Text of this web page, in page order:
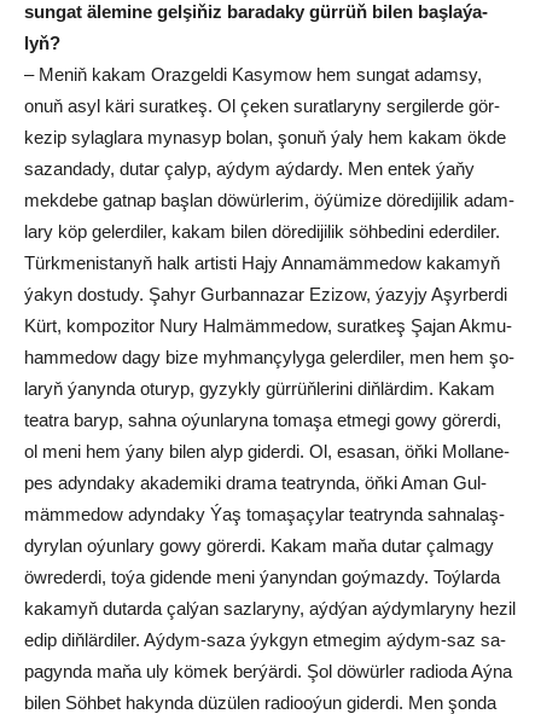
sun­gat äle­mi­ne gel­şi­ňiz ba­ra­da­ky gür­rüň bi­len baş­la­ýa­
lyň?
– Me­niň ka­kam Oraz­gel­di Ka­sy­mow hem sun­gat adam­sy,
onuň as­yl kä­ri su­rat­keş. Ol çe­ken su­rat­la­ry­ny ser­gi­ler­de gör­
ke­zip sy­lag­la­ra my­na­syp bo­lan, şo­nuň ýa­ly hem ka­kam ök­de
sa­zan­da­dy, du­tar­ ça­lyp, aý­dym aý­dar­dy. Men en­tek ýa­ňy
mek­de­be gat­nap baş­lan dö­wür­le­rim, öýü­mi­ze dö­re­di­ji­lik adam­
la­ry köp ge­ler­di­ler, ka­kam bi­len dö­re­di­ji­lik söh­be­di­ni eder­di­ler.
Türk­me­nis­ta­nyň halk ar­tis­ti Ha­jy An­na­mäm­me­dow ka­ka­myň
ýa­kyn dos­tu­dy. Şa­hyr Gur­ban­na­zar Ezi­zow, ýa­zy­jy Aşyr­ber­di
Kürt, kom­po­zi­tor Nu­ry Hal­mäm­me­dow, su­rat­keş Şa­jan Ak­mu­
ham­me­dow da­gy bi­ze myh­man­çy­ly­ga ge­ler­di­ler, men hem şo­
la­ryň ýa­nyn­da otu­ryp, gy­zyk­ly gür­rüň­le­ri­ni diň­lär­dim. Ka­kam
te­at­ra ba­ryp, sah­na oýun­la­ry­na to­ma­şa et­me­gi go­wy gö­rer­di,
ol me­ni hem ýa­ny bi­len alyp gi­der­di. Ol, esa­san, öň­ki Mol­la­ne­
pes adyn­da­ky aka­de­mi­ki dra­ma te­at­ryn­da, öň­ki Aman Gul­
mäm­me­dow adyn­da­ky Ýaş to­ma­şa­çy­lar te­at­ryn­da sah­na­laş­
dy­ry­lan oýun­la­ry go­wy gö­rer­di. Ka­kam ma­ňa du­tar çal­ma­gy
öw­re­der­di, to­ýa gi­den­de me­ni ýa­nyn­dan goý­maz­dy. Toý­lar­da
ka­ka­myň du­tar­da çal­ýan saz­la­ry­ny, aýd­ýan aý­dym­la­ry­ny he­zil
edip diň­lär­di­ler. Aý­dym-sa­za ýyk­gyn et­me­gim aý­dym-saz sa­
pa­gyn­da ma­ňa uly kö­mek ber­ýär­di. Şol dö­wür­ler ra­dio­da Aý­na
bi­len Söh­bet ha­kyn­da dü­zü­len ra­dioo­ýun gi­der­di. Men şon­da